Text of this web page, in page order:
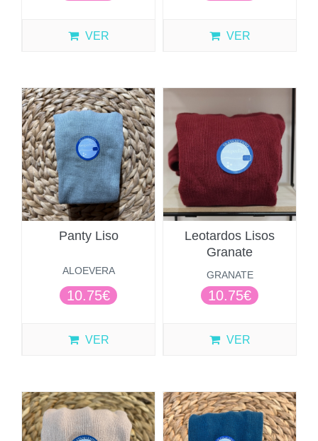
VER VER
Panty Liso
ALOEVERA
10.75€
VER
Leotardos Lisos
Granate
GRANATE
10.75€
VER